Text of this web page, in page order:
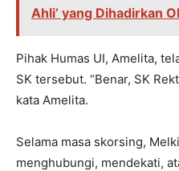
Ahli’ yang Dihadirkan
Pihak Humas UI, Amelita,
SK tersebut. “Benar, SK
kata Amelita.
Selama masa skorsing,
menghubungi, mendekati,